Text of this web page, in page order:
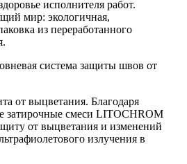
исполнителя работ.
мир: экологичная,
из переработанного
система защиты швов от
от выцветания. Благодаря
затирочные смеси LITOCHROM
от выцветания и изменений
излучения в